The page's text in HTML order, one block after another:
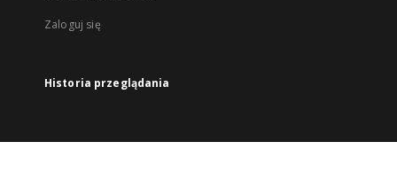
Zaloguj się
Historia przeglądania